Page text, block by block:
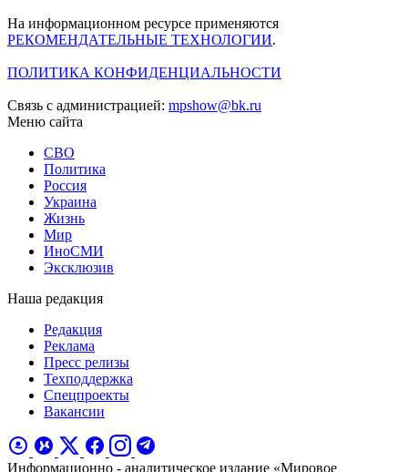
На информационном ресурсе применяются
РЕКОМЕНДАТЕЛЬНЫЕ ТЕХНОЛОГИИ.
ПОЛИТИКА КОНФИДЕНЦИАЛЬНОСТИ
Связь с администрацией: mpshow@bk.ru
Меню сайта
СВО
Политика
Россия
Украина
Жизнь
Мир
ИноСМИ
Эксклюзив
Наша редакция
Редакция
Реклама
Пресс релизы
Техподдержка
Спецпроекты
Вакансии
Информационно - аналитическое издание «Мировое